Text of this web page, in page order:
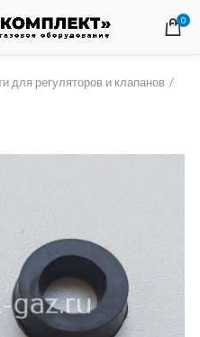
0
для регуляторов и клапанов